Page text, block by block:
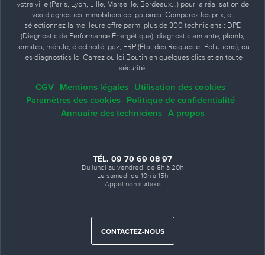
votre ville (Paris, Lyon, Lille, Marseille, Bordeaux…) pour la réalisation de
vos diagnostics immobiliers obligatoires. Comparez les prix, et
sélectionnez la meilleure offre parmi plus de 300 techniciens : DPE
(Diagnostic de Performance Énergétique), diagnostic amiante, plomb,
termites, mérule, électricité, gaz, ERP (État des Risques et Pollutions), ou
les diagnostics loi Carrez ou loi Boutin en quelques clics et en toute
sécurité.
CGV - Mentions légales - Utilisation des cookies -
Paramètres des cookies - Politique de confidentialité -
Annuaire des techniciens- A propos
TÉL. 09 70 69 08 97
Du lundi au vendredi de 8h à 20h
Le samedi de 10h à 15h
Appel non surtaxé
CONTACTEZ-NOUS